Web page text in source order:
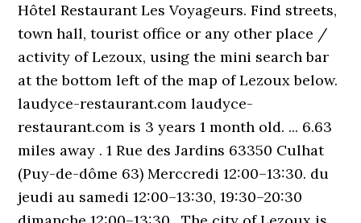
Hôtel Restaurant Les Voyageurs. Find streets,
town hall, tourist office or any other place /
activity of Lezoux, using the mini search bar
at the bottom left of the map of Lezoux below.
laudyce-restaurant.com laudyce-
restaurant.com is 3 years 1 month old. ... 6.63
miles away . 1 Rue des Jardins 63350 Culhat
(Puy-de-dôme 63) Merccredi 12:00–13:30. du
jeudi au samedi 12:00–13:30, 19:30–20:30